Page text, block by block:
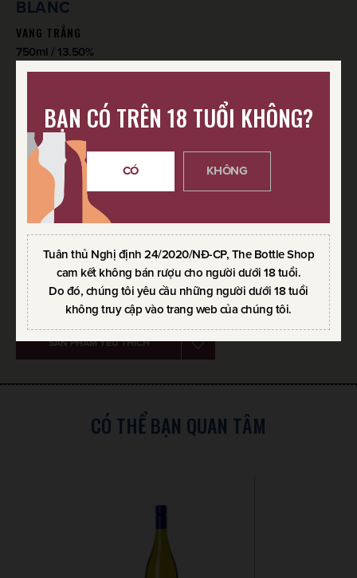
BẠN CÓ TRÊN 18 TUỔI KHÔNG?
CÓ KHÔNG
Tuân thủ Nghị định 24/2020/NĐ-CP, The Bottle Shop
cam kết không bán rượu cho người dưới 18 tuổi.
Do đó, chúng tôi yêu cầu những người dưới 18 tuổi
không truy cập vào trang web của chúng tôi.
BLANC
VANG TRẮNG
750ml / 13.50%
CHI TIẾT SẢN PHẨM
Thương hiệu:SilverLake
Xuất xứ:Vang New Zealand
Giống nho:Sauvignon Blanc
Loại rượu :Vang trắng
SẢN PHẨM YÊU THÍCH
CÓ THỂ BẠN QUAN TÂM